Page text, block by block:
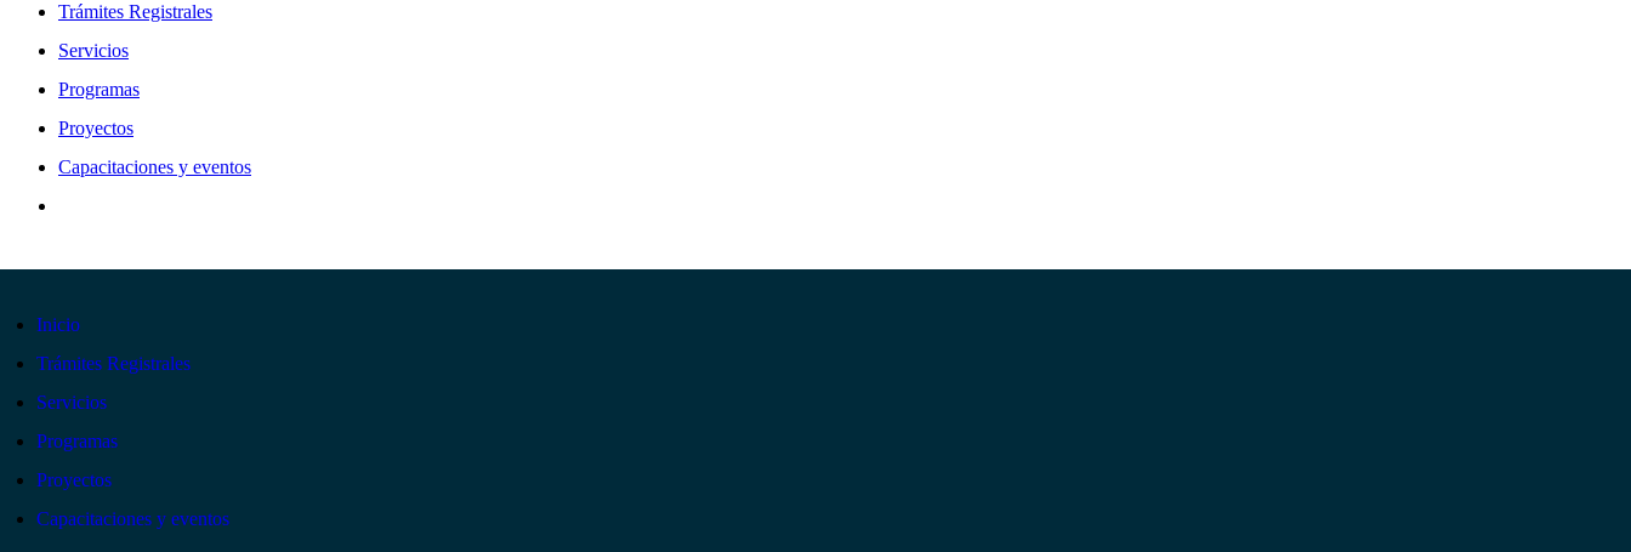
Trámites Registrales
Servicios
Programas
Proyectos
Capacitaciones y eventos
Inicio
Trámites Registrales
Servicios
Programas
Proyectos
Capacitaciones y eventos